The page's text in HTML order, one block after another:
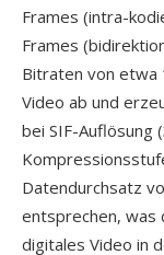
Frames (intra-
Frames
Bitraten von etwa
Video ab und
bei SIF-Auflösung
Datendurchsatz
entsprechen, was
digitales Video in